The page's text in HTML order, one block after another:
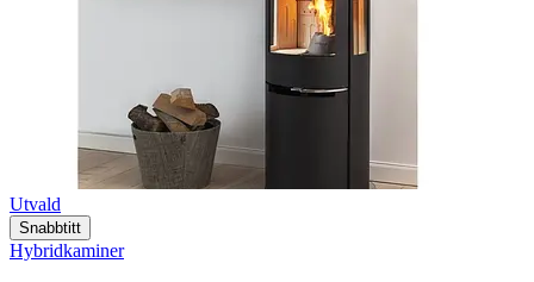
Utvald
Snabbtitt
Hybridkaminer